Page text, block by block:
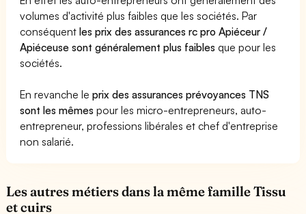
volumes d'activité plus faibles que les sociétés. Par
conséquentles prix des assurances rc pro Apiéceur /
Apiéceuse sont généralement plus faibles que pour les
sociétés.
En revanche leprix des assurances prévoyances TNS
sont les mêmes pour les micro-entrepreneurs, auto-
entrepreneur, professions libérales et chef d'entreprise
non salarié.
Les autres métiers dans la même famille Tissu
et cuirs